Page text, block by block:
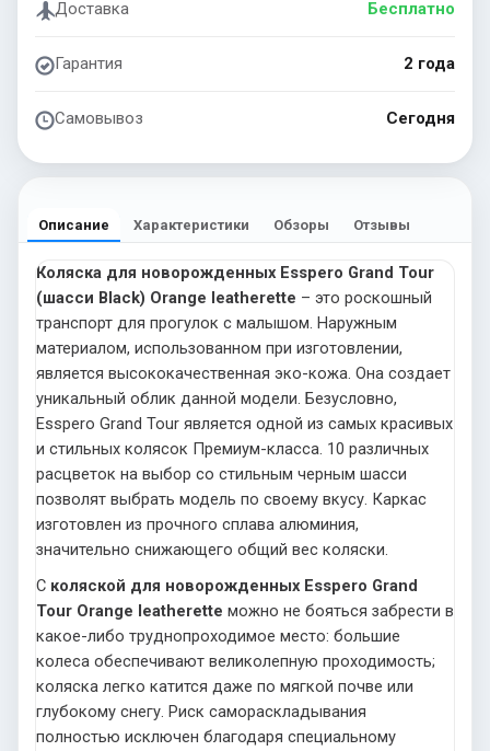
Доставка Бесплатно
Гарантия 2 года
Самовывоз Сегодня
Описание Характеристики Обзоры Отзывы
Коляска для новорожденных Esspero Grand Tour
(шасси Black) Orange leatherette – это роскошный
транспорт для прогулок с малышом. Наружным
материалом, использованном при изготовлении,
является высококачественная эко-кожа. Она создает
уникальный облик данной модели. Безусловно,
Esspero Grand Tour является одной из самых красивых
и стильных колясок Премиум-класса. 10 различных
расцветок на выбор со стильным черным шасси
позволят выбрать модель по своему вкусу. Каркас
изготовлен из прочного сплава алюминия,
значительно снижающего общий вес коляски.
С коляской для новорожденных Esspero Grand
Tour Orange leatherette можно не бояться забрести в
какое-либо труднопроходимое место: большие
колеса обеспечивают великолепную проходимость;
коляска легко катится даже по мягкой почве или
глубокому снегу. Риск самораскладывания
полностью исключен благодаря специальному